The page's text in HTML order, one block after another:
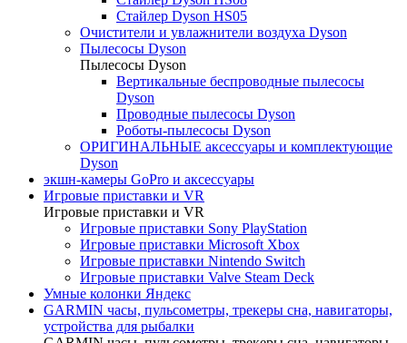
Стайлер Dyson HS05
Очистители и увлажнители воздуха Dyson
Пылесосы Dyson
Пылесосы Dyson
Вертикальные беспроводные пылесосы
Dyson
Проводные пылесосы Dyson
Роботы-пылесосы Dyson
ОРИГИНАЛЬНЫЕ аксессуары и комплектующие
Dyson
экшн-камеры GoPro и аксессуары
Игровые приставки и VR
Игровые приставки и VR
Игровые приставки Sony PlayStation
Игровые приставки Microsoft Xbox
Игровые приставки Nintendo Switch
Игровые приставки Valve Steam Deck
Умные колонки Яндекс
GARMIN часы, пульсометры, трекеры сна, навигаторы,
устройства для рыбалки